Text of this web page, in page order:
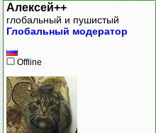
Алексей++
глобальный и пушистый
Глобальный модератор
Offline